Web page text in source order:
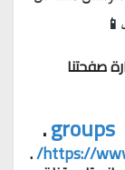
groups
.
https://
.